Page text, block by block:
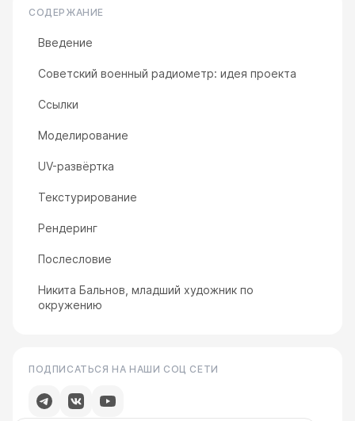
СОДЕРЖАНИЕ
Введение
Советский военный радиометр: идея проекта
Ссылки
Моделирование
UV-развёртка
Текстурирование
Рендеринг
Послесловие
Никита Бальнов, младший художник по
окружению
ПОДПИСАТЬСЯ НА НАШИ СОЦ СЕТИ